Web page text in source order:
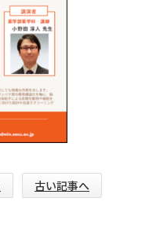
古い記事へ